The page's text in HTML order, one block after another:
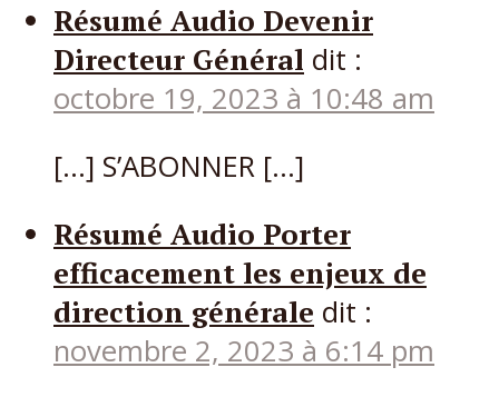
Résumé Audio Devenir
Directeur Général dit :
octobre 19, 2023 à 10:48 am
[…] S’ABONNER […]
Résumé Audio Porter
efficacement les enjeux de
direction générale dit :
novembre 2, 2023 à 6:14 pm